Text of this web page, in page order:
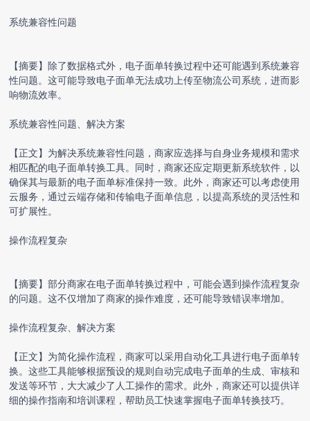
系统兼容性问题
【摘要】除了数据格式外，电子面单转换过程中还可能遇到系统兼容
性问题。这可能导致电子面单无法成功上传至物流公司系统，进而影
响物流效率。
系统兼容性问题、解决方案
【正文】为解决系统兼容性问题，商家应选择与自身业务规模和需求
相匹配的电子面单转换工具。同时，商家还应定期更新系统软件，以
确保其与最新的电子面单标准保持一致。此外，商家还可以考虑使用
云服务，通过云端存储和传输电子面单信息，以提高系统的灵活性和
可扩展性。
操作流程复杂
【摘要】部分商家在电子面单转换过程中，可能会遇到操作流程复杂
的问题。这不仅增加了商家的操作难度，还可能导致错误率增加。
操作流程复杂、解决方案
【正文】为简化操作流程，商家可以采用自动化工具进行电子面单转
换。这些工具能够根据预设的规则自动完成电子面单的生成、审核和
发送等环节，大大减少了人工操作的需求。此外，商家还可以提供详
细的操作指南和培训课程，帮助员工快速掌握电子面单转换技巧。